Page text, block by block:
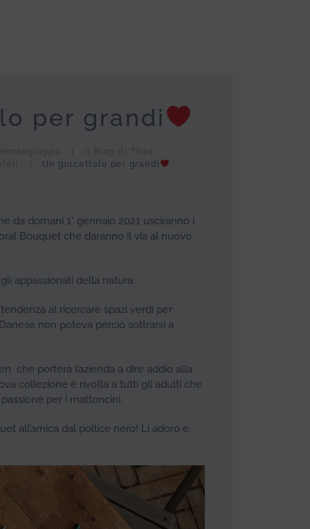
per grandi
il Blog di Thea
Un giocattolo per grandi
da domani 1° gennaio 2021 usciranno i
Bouquet che daranno il via al nuovo
appassionati della natura.
al ricercare spazi verdi per
non poteva perciò sottrarsi a
che porterà l’azienda a dire addio alla
collezione è rivolta a tutti gli adulti che
per i mattoncini.
all’amica dal pollice nero! Li adoro e